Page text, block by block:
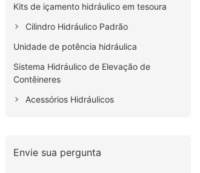
Kits de içamento hidráulico em tesoura
Cilindro Hidráulico Padrão
Unidade de potência hidráulica
Sistema Hidráulico de Elevação de
Contêineres
Acessórios Hidráulicos
Envie sua pergunta